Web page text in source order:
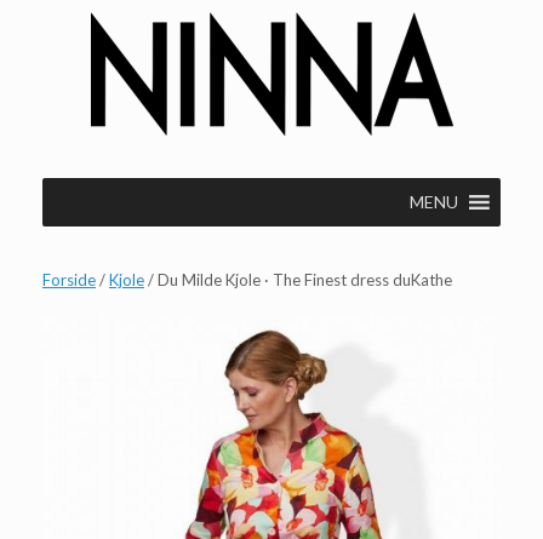
MENU
Forside/Kjole/ Du Milde Kjole · The Finest dress duKathe